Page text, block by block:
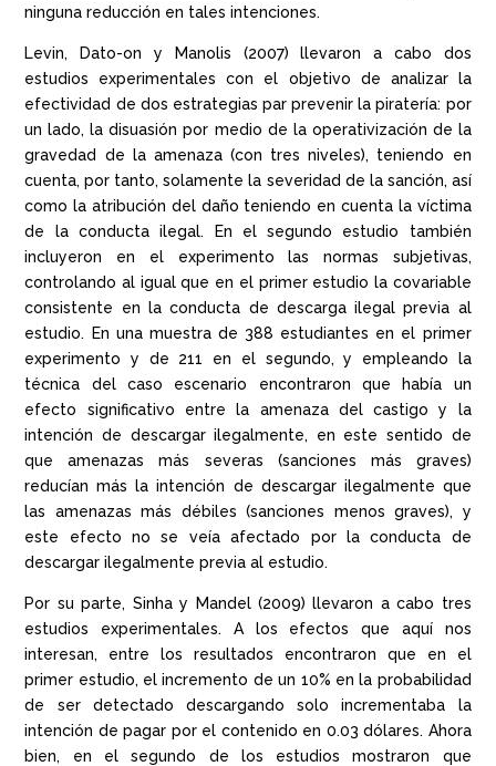
ninguna reducción en tales intenciones.
Levin, Dato-on y Manolis (2007) llevaron a cabo dos
estudios experimentales con el objetivo de analizar la
efectividad de dos estrategias par prevenir la piratería: por
un lado, la disuasión por medio de la operativización de la
gravedad de la amenaza (con tres niveles), teniendo en
cuenta, por tanto, solamente la severidad de la sanción, así
como la atribución del daño teniendo en cuenta la víctima
de la conducta ilegal. En el segundo estudio también
incluyeron en el experimento las normas subjetivas,
controlando al igual que en el primer estudio la covariable
consistente en la conducta de descarga ilegal previa al
estudio. En una muestra de 388 estudiantes en el primer
experimento y de 211 en el segundo, y empleando la
técnica del caso escenario encontraron que había un
efecto significativo entre la amenaza del castigo y la
intención de descargar ilegalmente, en este sentido de
que amenazas más severas (sanciones más graves)
reducían más la intención de descargar ilegalmente que
las amenazas más débiles (sanciones menos graves), y
este efecto no se veía afectado por la conducta de
descargar ilegalmente previa al estudio.
Por su parte, Sinha y Mandel (2009) llevaron a cabo tres
estudios experimentales. A los efectos que aquí nos
interesan, entre los resultados encontraron que en el
primer estudio, el incremento de un 10% en la probabilidad
de ser detectado descargando solo incrementaba la
intención de pagar por el contenido en 0.03 dólares. Ahora
bien, en el segundo de los estudios mostraron que